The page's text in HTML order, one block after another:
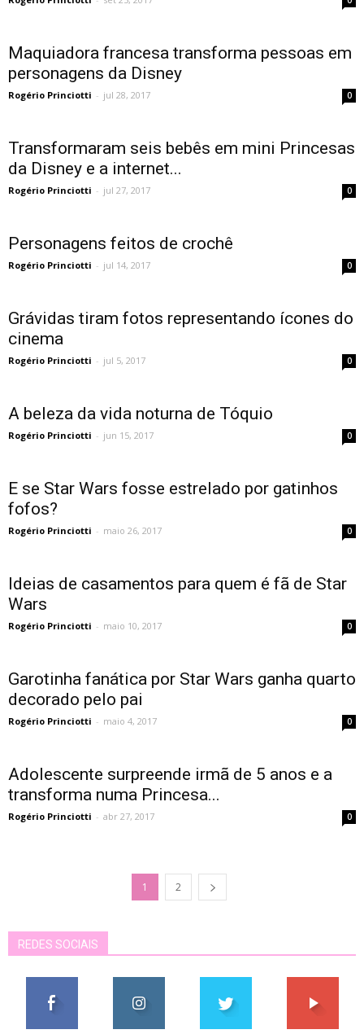
Maquiadora francesa transforma pessoas em
personagens da Disney
Rogério Princiotti - jul 28, 2017 0
Transformaram seis bebês em mini Princesas
da Disney e a internet...
Rogério Princiotti - jul 27, 2017 0
Personagens feitos de crochê
Rogério Princiotti - jul 14, 2017 0
Grávidas tiram fotos representando ícones do
cinema
Rogério Princiotti - jul 5, 2017 0
A beleza da vida noturna de Tóquio
Rogério Princiotti - jun 15, 2017 0
E se Star Wars fosse estrelado por gatinhos
fofos?
Rogério Princiotti - maio 26, 2017 0
Ideias de casamentos para quem é fã de Star
Wars
Rogério Princiotti - maio 10, 2017 0
Garotinha fanática por Star Wars ganha quarto
decorado pelo pai
Rogério Princiotti - maio 4, 2017 0
Adolescente surpreende irmã de 5 anos e a
transforma numa Princesa...
Rogério Princiotti - abr 27, 2017 0
1 2
REDES SOCIAIS